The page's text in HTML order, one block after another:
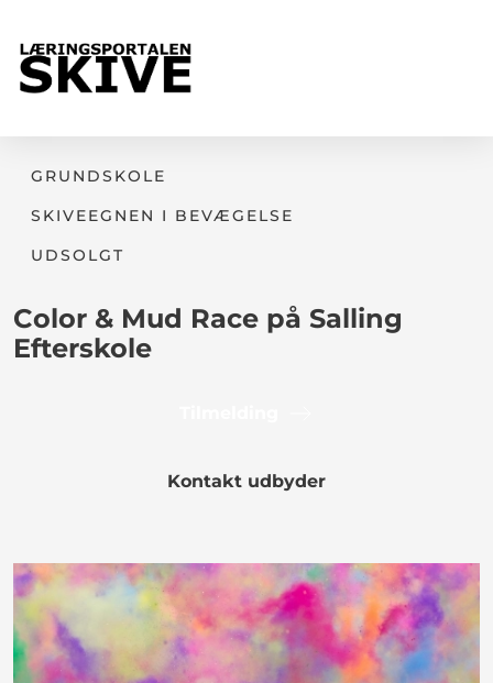
GRUNDSKOLE
SKIVEEGNEN I BEVÆGELSE
UDSOLGT
Color & Mud Race på Salling
Efterskole
Kontakt udbyder